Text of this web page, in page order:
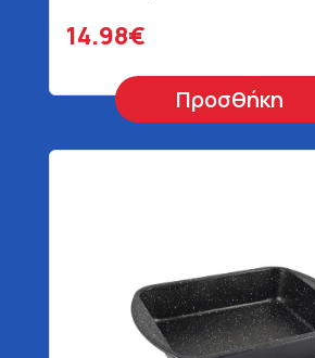
14.98€
Προσθήκη